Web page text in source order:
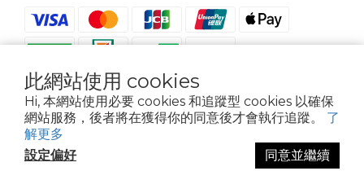
此網站使用 cookies
Hi, 本網站使用必要 cookies 和追蹤型 cookies 以確保
網站服務，後者將在獲得你的同意後才會執行追蹤。 了
解更多
設定偏好
同意並繼續
Copyright © 2024 Pei Pei House International Company Ltd. All Rights